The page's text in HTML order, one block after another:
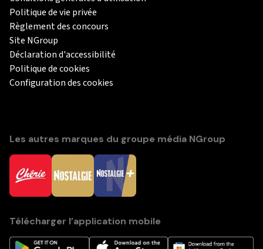
Politique de vie privée
Règlement des concours
Site NGroup
Déclaration d'accessibilité
Politique de cookies
Configuration des cookies
Les autres marques du groupe média NGroup
Télécharger l’application mobile